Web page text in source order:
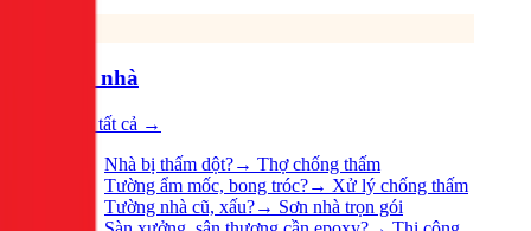
Sửa nhà
Xem tất cả →
Nhà bị thấm dột?→ Thợ chống thấm
Tường ẩm mốc, bong tróc?→ Xử lý chống thấm
Tường nhà cũ, xấu?→ Sơn nhà trọn gói